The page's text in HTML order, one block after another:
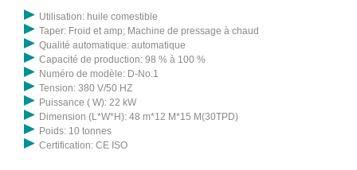
Utilisation: huile comestible
Taper: Froid et amp; Machine de pressage à chaud
Qualité automatique: automatique
Capacité de production: 98 % à 100 %
Numéro de modèle: D-No.1
Tension: 380 V/50 HZ
Puissance ( W): 22 kW
Dimension (L*W*H): 48 m*12 M*15 M(30TPD)
Poids: 10 tonnes
Certification: CE ISO